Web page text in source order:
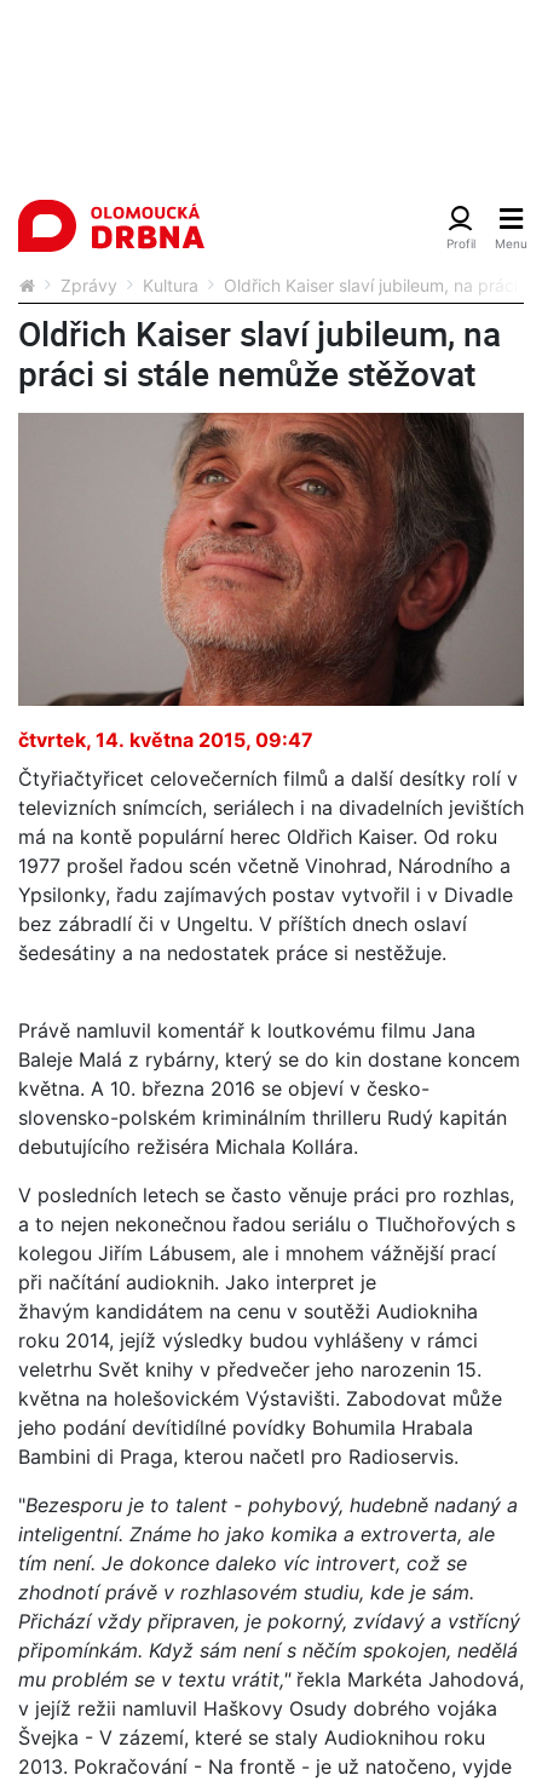
Zprávy Kultura Oldřich Kaiser slaví jubileum, na práci
Oldřich Kaiser slaví jubileum, na
práci si stále nemůže stěžovat
čtvrtek, 14. května 2015, 09:47
Čtyřiačtyřicet celovečerních filmů a další desítky rolí v
televizních snímcích, seriálech i na divadelních jevištích
má na kontě populární herec Oldřich Kaiser. Od roku
1977 prošel řadou scén včetně Vinohrad, Národního a
Ypsilonky, řadu zajímavých postav vytvořil i v Divadle
bez zábradlí či v Ungeltu. V příštích dnech oslaví
šedesátiny a na nedostatek práce si nestěžuje.
Právě namluvil komentář k loutkovému filmu Jana
Baleje Malá z rybárny, který se do kin dostane koncem
května. A 10. března 2016 se objeví v česko-
slovensko-polském kriminálním thrilleru Rudý kapitán
debutujícího režiséra Michala Kollára.
V posledních letech se často věnuje práci pro rozhlas,
a to nejen nekonečnou řadou seriálu o Tlučhořových s
kolegou Jiřím Lábusem, ale i mnohem vážnější prací
při načítání audioknih. Jako interpret je
žhavým kandidátem na cenu v soutěži Audiokniha
roku 2014, jejíž výsledky budou vyhlášeny v rámci
veletrhu Svět knihy v předvečer jeho narozenin 15.
května na holešovickém Výstavišti. Zabodovat může
jeho podání devítidílné povídky Bohumila Hrabala
Bambini di Praga, kterou načetl pro Radioservis.
"Bezesporu je to talent - pohybový, hudebně nadaný a
inteligentní. Známe ho jako komika a extroverta, ale
tím není. Je dokonce daleko víc introvert, což se
zhodnotí právě v rozhlasovém studiu, kde je sám.
Přichází vždy připraven, je pokorný, zvídavý a vstřícný
připomínkám. Když sám není s něčím spokojen, nedělá
mu problém se v textu vrátit,"řekla Markéta Jahodová,
v jejíž režii namluvil Haškovy Osudy dobrého vojáka
Švejka - V zázemí, které se staly Audioknihou roku
2013. Pokračování - Na frontě - je už natočeno, vyjde